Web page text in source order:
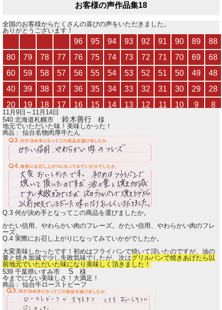
お客様の声作品集18
全国のお客様からたくさんの喜びの声をいただきました。
ありがとうございます！
11月9日～11月14日
540 北海道札幌市鈴木善行様
地元でいただいた味！美味しかった！
商品：仙台名物肉厚牛たん
Q.3 何が決め手となってこの商品を選びましたか。
かたい信用、やわらかい肉のフレーズ。かたい信用、やわらかい肉のフレ
ーズ。
Q.4 実際にお召し上がりになってみていかがでしたか。
大変美味しかったです！初めはフライパンで焼いて頂いたのですが、油の
量と焼き加減で少し失敗気味でしたが、次はグリルパンで焼きあげたら以
前地元でいただいた味になり美味しく頂きました！
539 千葉県いすみ市S様
今までにない美味しさ！大満足！
商品：仙台牛ローストビーフ